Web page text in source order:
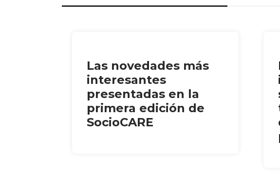
Las novedades más
interesantes
presentadas en la
primera edición de
SocioCARE